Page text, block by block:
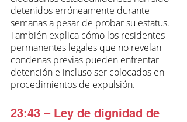
detenidos erróneamente durante
semanas a pesar de probar su estatus.
También explica cómo los residentes
permanentes legales que no revelan
condenas previas pueden enfrentar
detención e incluso ser colocados en
procedimientos de expulsión.
23:43 – Ley de dignidad de